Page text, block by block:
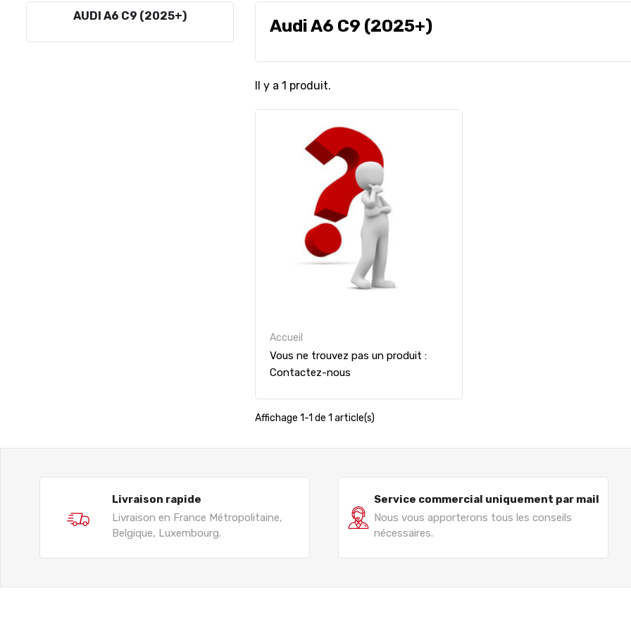
AUDI A6 C9 (2025+)
Audi A6 C9 (2025+)
Il y a 1 produit.
Accueil
Vous ne trouvez pas un produit :
Contactez-nous
Affichage 1-1 de 1 article(s)
Livraison rapide
Livraison en France Métropolitaine,
Belgique, Luxembourg.
Service commercial uniquement par mail
Nous vous apporterons tous les conseils
nécessaires.